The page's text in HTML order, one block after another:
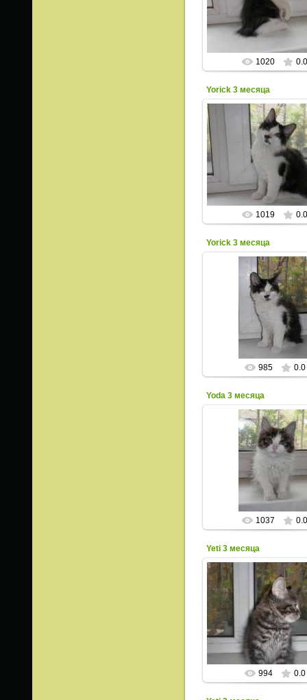
ИрисКо
1020 0.0
Yorick 3 месяца
03.10.2015
ИрисКо
1019 0.0
Yorick 3 месяца
03.10.2015
ИрисКо
985 0.0
Yoda 3 месяца
03.10.2015
ИрисКо
1037 0.0
Yeti 3 месяца
03.10.2015
ИрисКо
994 0.0